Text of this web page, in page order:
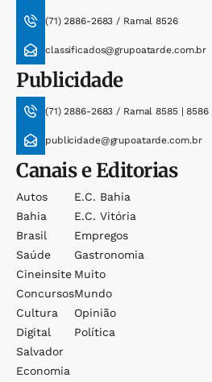
(71) 2886-2683 / Ramal 8526
classificados@grupoatarde.com.br
Publicidade
(71) 2886-2683 / Ramal 8585 | 8586
publicidade@grupoatarde.com.br
Canais e Editorias
Autos
Bahia
Brasil
Saúde
Cineinsite
Concursos
Cultura
Digital
Salvador
Economia
E.c. Bahia
E.c. Vitória
Empregos
Gastronomia
Muito
Mundo
Opinião
Política